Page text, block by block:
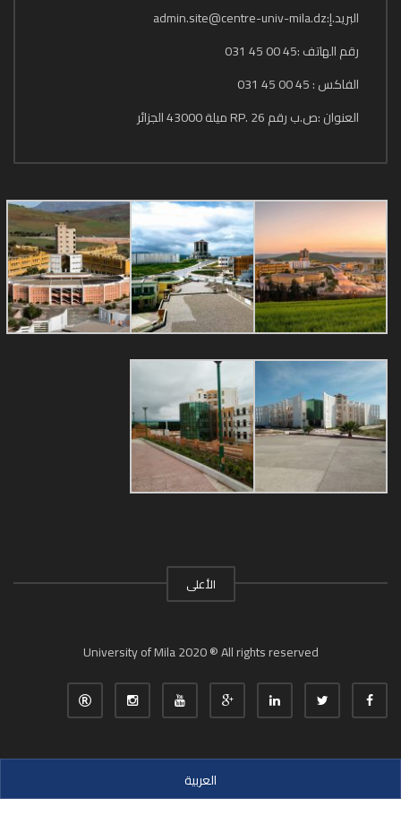
البريد.إ:admin.site@centre-univ-mila.dz
رقم الهاتف :45 00 45 031
الفاكس : 45 00 45 031
العنوان :ص.ب رقم 26 .RP ميلة 43000 الجزائر
الأعلى
University of Mila 2020 ® All rights reserved
العربية